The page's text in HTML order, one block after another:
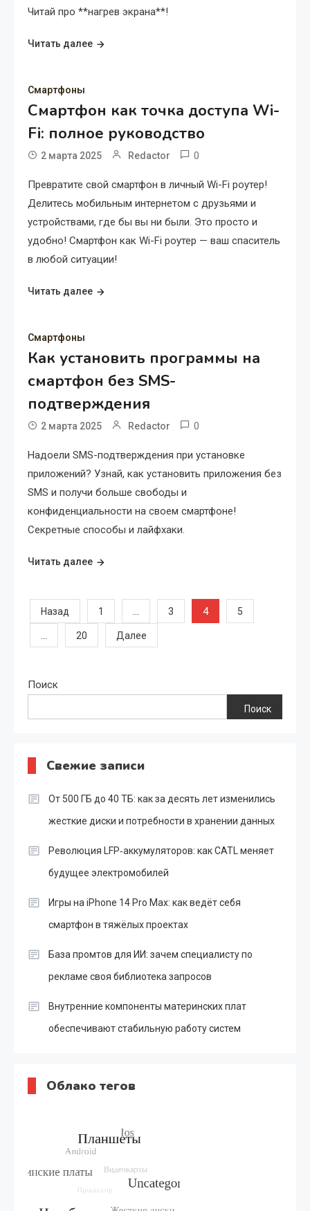
Читай про **нагрев экрана**!
Читать далее
Смартфоны
Смартфон как точка доступа Wi-
Fi: полное руководство
2 марта 2025 Redactor 0
Превратите свой смартфон в личный Wi-Fi роутер!
Делитесь мобильным интернетом с друзьями и
устройствами, где бы вы ни были. Это просто и
удобно! Смартфон как Wi-Fi роутер — ваш спаситель
в любой ситуации!
Читать далее
Смартфоны
Как установить программы на
смартфон без SMS-
подтверждения
2 марта 2025 Redactor 0
Надоели SMS-подтверждения при установке
приложений? Узнай, как установить приложения без
SMS и получи больше свободы и
конфиденциальности на своем смартфоне!
Секретные способы и лайфхаки.
Читать далее
Пагинация
записей
Назад 1 … 3 4 5
… 20 Далее
Поиск
Поиск
Свежие записи
От 500 ГБ до 40 ТБ: как за десять лет изменились
жесткие диски и потребности в хранении данных
Революция LFP‑аккумуляторов: как CATL меняет
будущее электромобилей
Игры на iPhone 14 Pro Max: как ведёт себя
смартфон в тяжёлых проектах
База промтов для ИИ: зачем специалисту по
рекламе своя библиотека запросов
Внутренние компоненты материнских плат
обеспечивают стабильную работу систем
Облако тегов